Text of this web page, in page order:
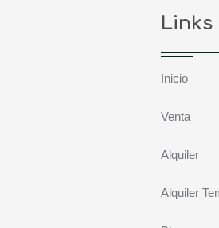
Links
Inicio
Venta
Alquiler
Alquiler